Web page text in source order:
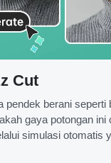
Cut
pendek berani seperti
gaya potongan ini
simulasi otomatis